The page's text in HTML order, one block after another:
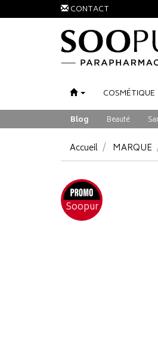
CONTACT
COSMÉTIQUE
Blog Beauté
Accueil MARQUE
Soopur